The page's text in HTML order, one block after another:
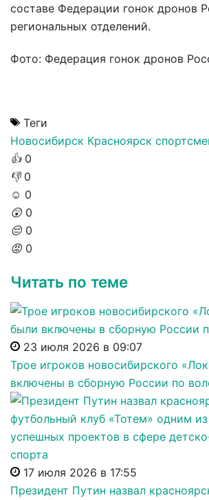
составе Федерации гонок дронов
региональных отделений.
Фото: Федерация гонок дронов
Теги
Новосибирск Красноярск
👍 0
👎 0
☺️ 0
😲 0
😔 0
😡 0
Читать по теме
23 июля 2026 в 09:07
Трое игроков новосибирского
включены в сборную России по
17 июля 2026 в 17:55
Президент Путин назвал